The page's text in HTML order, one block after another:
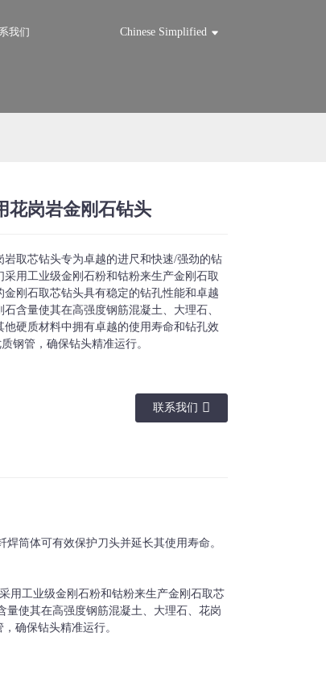
我们 Chinese Simplified
Loading...
Loading...
花岗岩金刚石钻头
岩取芯钻头专为卓越的进尺和快速/强劲的钻
采用工业级金刚石粉和钴粉来生产金刚石取
金刚石取芯钻头具有稳定的钻孔性能和卓越
含量使其在高强度钢筋混凝土、大理石、
他硬质材料中拥有卓越的使用寿命和钻孔效
钢管，确保钻头精准运行。
联系我们
筒体可有效保护刀头并延长其使用寿命。
用工业级金刚石粉和钴粉来生产金刚石取芯
使其在高强度钢筋混凝土、大理石、花岗
确保钻头精准运行。
M14、5/8"-11、1/2 气体等。
M14、5/8"-11、1/2 气体等。